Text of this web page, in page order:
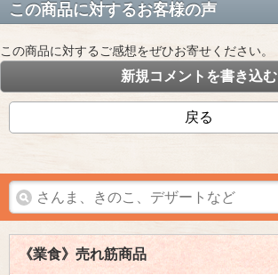
この商品に対するお客様の声
この商品に対するご感想をぜひお寄せください。
新規コメントを書き込む
戻る
《業食》売れ筋商品